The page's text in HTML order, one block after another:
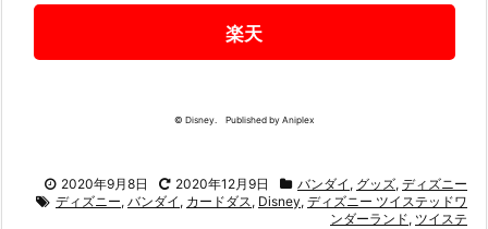
楽天
© Disney. Published by Aniplex
2020年9月8日 2020年12月9日 バンダイ , グッズ, ディズニー
ディズニー, バンダイ , カードダス, Disney, ディズニー ツイステッドワ
ンダーランド, ツイステ